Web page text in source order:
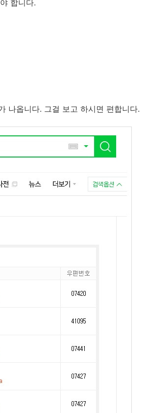
합니다.
나옵니다. 그걸 보고 하시면 편합니다.